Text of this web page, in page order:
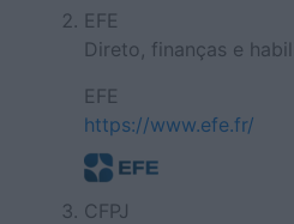
EFE
Direto, finanças e
EFE
https://www.efe.fr/
CFPJ